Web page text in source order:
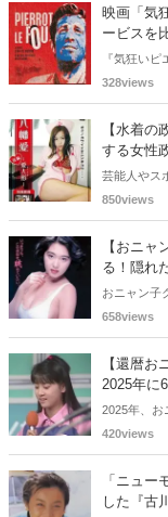
映画「気
ービスを
『気狂い
ジャン＝リ
をご紹介し
328views
【水着
する女性
芸能人やス
されること
わどいシ
ビアで活
850views
【おニ
る！隠れ
おニャン子
のの、知る
子まで様
ニャン子"
658views
【還暦
2025年に
2025年、お
おニャン子
れ）の二
す。さて、
420views
「ニュ
した『古